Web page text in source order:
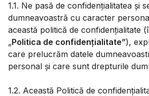
1.1. Ne pasă de confidențialitatea și
dumneavoastră cu caracter
această politică de confidențialitate
„Politica de confidențialitate”),
care prelucrăm datele
personal și care sunt drepturile
1.2. Această Politică de